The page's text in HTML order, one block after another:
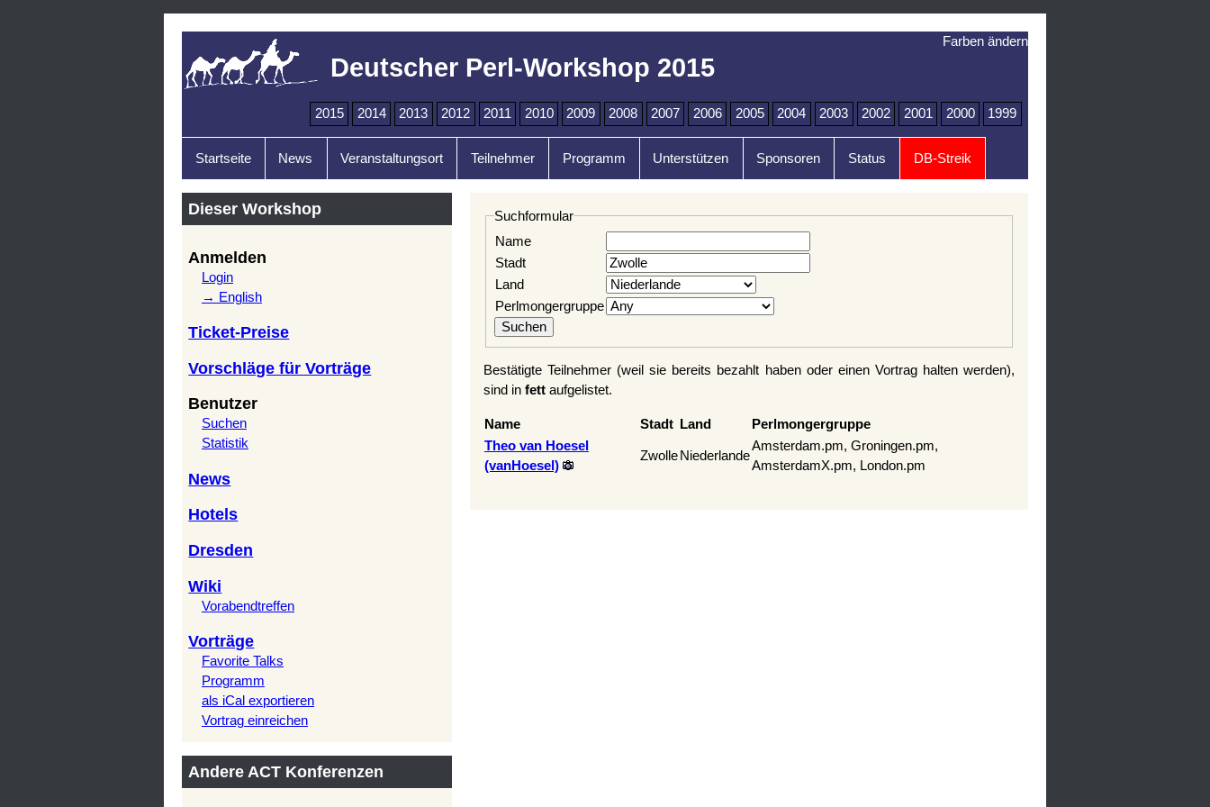
Deutscher Perl-Workshop 2015
2015 2014 2013 2012 2011 2010 2009 2008 2007 2006 2005 2004 2003 2002 2001 2000 1999
Startseite News Veranstaltungsort Teilnehmer Programm Unterstützen Sponsoren Status DB-Streik
Farben ändern
Dieser Workshop
Anmelden
Login
→ English
Ticket-Preise
Vorschläge für Vorträge
Benutzer
Suchen
Statistik
News
Hotels
Dresden
Wiki
Vorabendtreffen
Vorträge
Favorite Talks
Programm
als iCal exportieren
Vortrag einreichen
Andere ACT Konferenzen
Suchformular
Name
Stadt
Land
Perlmongergruppe
Bestätigte Teilnehmer (weil sie bereits bezahlt haben oder einen Vortrag halten werden),
sind in fett aufgelistet.
Name Stadt Land
Perlmongergruppe
Theo van Hoesel
(‎vanHoesel‎)
Zwolle Niederlande
Amsterdam.pm, Groningen.pm,
AmsterdamX.pm, London.pm